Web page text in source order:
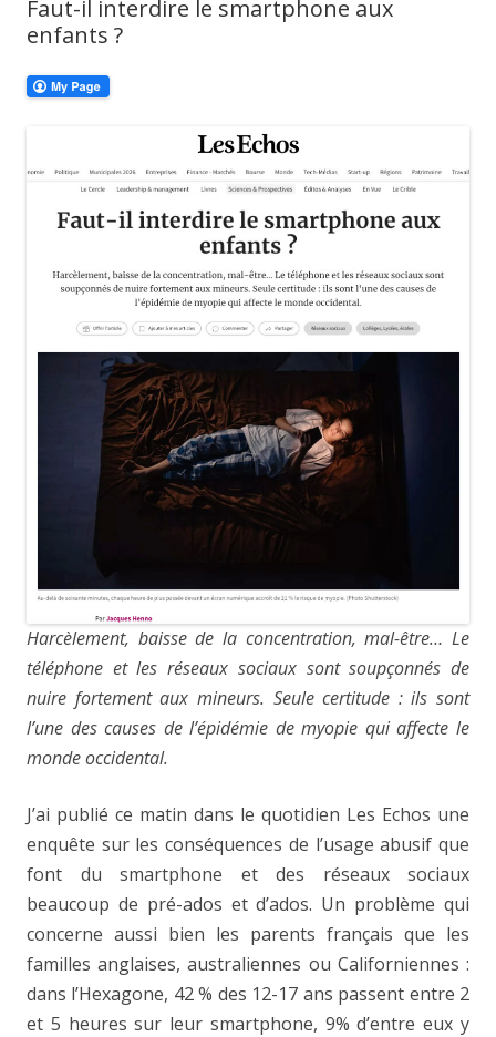
Faut-il interdire le smartphone aux
enfants ?
Harcèlement, baisse de la concentration, mal-être… Le
téléphone et les réseaux sociaux sont soupçonnés de
nuire fortement aux mineurs. Seule certitude : ils sont
l’une des causes de l’épidémie de myopie qui affecte le
monde occidental.
J’ai publié ce matin dans le quotidien Les Echos une
enquête sur les conséquences de l’usage abusif que
font du smartphone et des réseaux sociaux
beaucoup de pré-ados et d’ados. Un problème qui
concerne aussi bien les parents français que les
familles anglaises, australiennes ou Californiennes :
dans l’Hexagone, 42 % des 12-17 ans passent entre 2
et 5 heures sur leur smartphone, 9% d’entre eux y